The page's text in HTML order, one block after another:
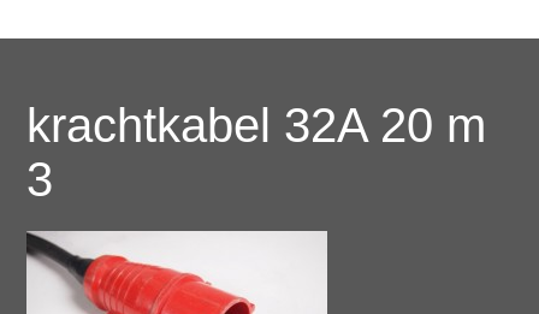
krachtkabel 32A 20 m
3